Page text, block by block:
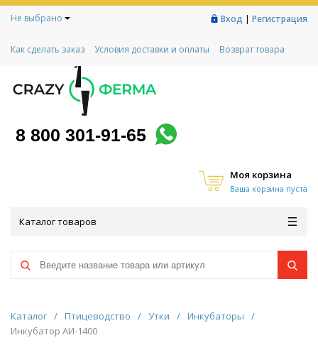
Не выбрано Вход | Регистрация
Как сделать заказ Условия доставки и оплаты
Возврат товара
Контакты
Социальный контракт
Любимая ферма
8 800 301-91-65
Моя корзина
Ваша корзина пуста
Каталог товаров
Каталог / Птицеводство / Утки / Инкубаторы
/
Инкубатор АИ-1400